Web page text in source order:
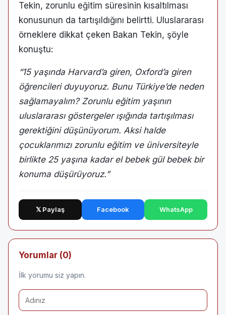
Tekin, zorunlu eğitim süresinin kısaltılması
konusunun da tartışıldığını belirtti. Uluslararası
örneklere dikkat çeken Bakan Tekin, şöyle
konuştu:
“15 yaşında Harvard’a giren, Oxford’a giren
öğrencileri duyuyoruz. Bunu Türkiye’de neden
sağlamayalım? Zorunlu eğitim yaşının
uluslararası göstergeler ışığında tartışılması
gerektiğini düşünüyorum. Aksi halde
çocuklarımızı zorunlu eğitim ve üniversiteyle
birlikte 25 yaşına kadar el bebek gül bebek bir
konuma düşürüyoruz.”
𝕏 Paylaş Facebook WhatsApp
Yorumlar (0)
İlk yorumu siz yapın.